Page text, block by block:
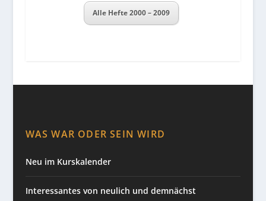
Alle Hefte 2000 – 2009
WAS WAR ODER SEIN WIRD
Neu im Kurskalender
Interessantes von neulich und demnächst